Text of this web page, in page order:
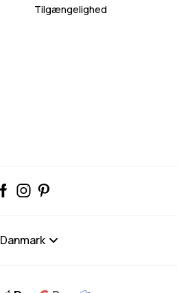
Tilgængelighed
Danmark